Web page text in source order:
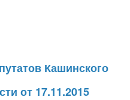
Кашинского
от 17.11.2015